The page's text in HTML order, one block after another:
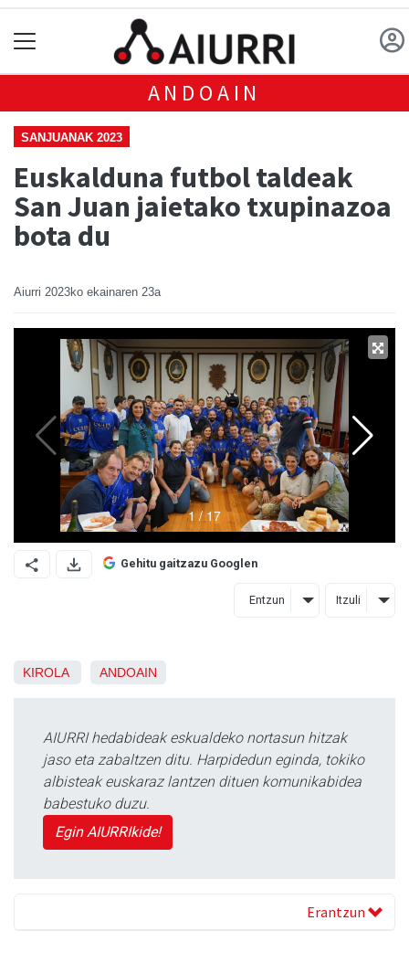
ANDOAIN
SANJUANAK 2023
Euskalduna futbol taldeak
San Juan jaietako txupinazoa
bota du
Aiurri 2023ko ekainaren 23a
Gehitu gaitzazu Googlen
Entzun Itzuli
KIROLA ANDOAIN
AIURRI hedabideak eskualdeko nortasun hitzak
jaso eta zabaltzen ditu. Harpidedun eginda, tokiko
albisteak euskaraz lantzen dituen komunikabidea
babestuko duzu.
Egin AIURRIkide!
Erantzun